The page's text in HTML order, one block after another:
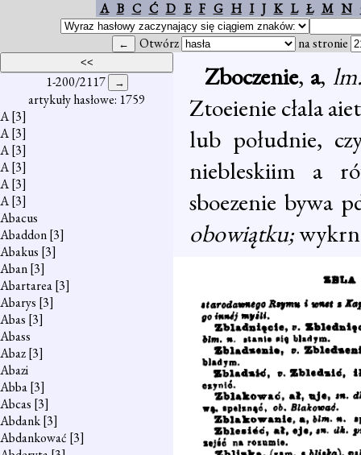
A B C Ć D E F G H I J K L Ł M N
Otwórz na stronie
1-200/2117
artykuły hasłowe: 1759
A[3]
A[3]
A[3]
A[3]
A[3]
A[3]
Abacus
Abaddon[3]
Abakus [3]
Aban[3]
Abartarea[3]
Abarys [3]
Abas [3]
Abass
Abaz[3]
Abazi
Abba[3]
Abcas [3]
Abdank[3]
Abdankować [3]
Zboczenie, a,
Ztoeienie cłala
lub południe,
niebleskiim a
sboezenie bywa
obowiątku;